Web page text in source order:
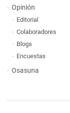
Opinión
Editorial
Colaboradores
Blogs
Encuestas
Osasuna